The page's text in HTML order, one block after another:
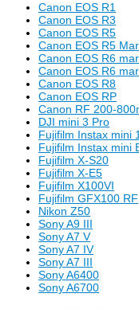
Canon EOS R1
Canon EOS R3
Canon EOS R5
Canon EOS R5
Canon EOS R6
Canon EOS R6
Canon EOS R8
Canon EOS RP
Canon RF 200-
DJI mini 3 Pro
Fujifilm Instax mini
Fujifilm Instax mini
Fujifilm X-S20
Fujifilm X-E5
Fujifilm X100VI
Fujifilm GFX100 RF
Nikon Z50
Sony A9 III
Sony A7 V
Sony A7 IV
Sony A7 III
Sony A6400
Sony A6700